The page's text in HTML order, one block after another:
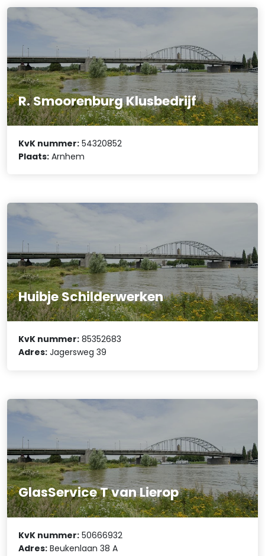
R. Smoorenburg Klusbedrijf
KvK nummer: 54320852
Plaats: Arnhem
Huibje Schilderwerken
KvK nummer: 85352683
Adres: Jagersweg 39
GlasService T van Lierop
KvK nummer: 50666932
Adres: Beukenlaan 38 A